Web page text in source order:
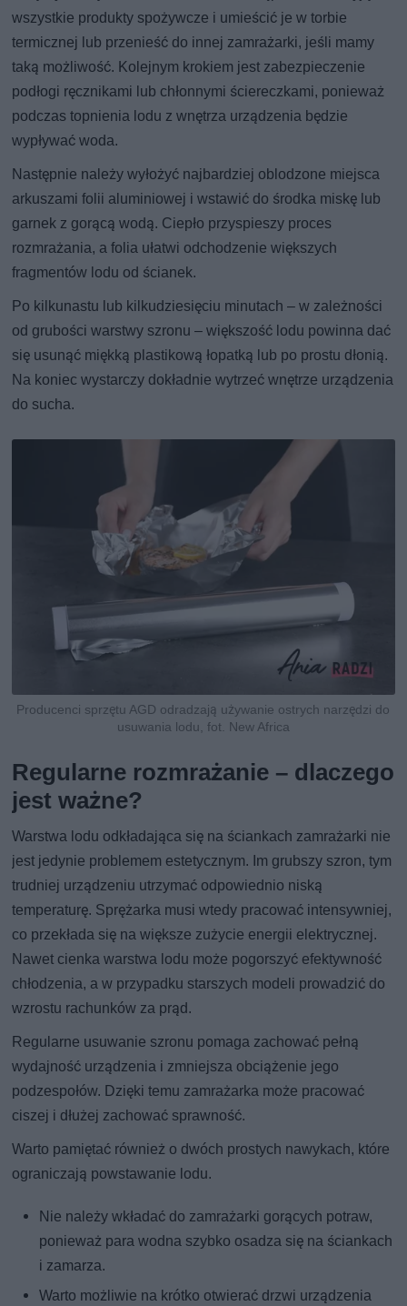
wszystkie produkty spożywcze i umieścić je w torbie
termicznej lub przenieść do innej zamrażarki, jeśli mamy
taką możliwość. Kolejnym krokiem jest zabezpieczenie
podłogi ręcznikami lub chłonnymi ściereczkami, ponieważ
podczas topnienia lodu z wnętrza urządzenia będzie
wypływać woda.
Następnie należy wyłożyć najbardziej oblodzone miejsca
arkuszami folii aluminiowej i wstawić do środka miskę lub
garnek z gorącą wodą. Ciepło przyspieszy proces
rozmrażania, a folia ułatwi odchodzenie większych
fragmentów lodu od ścianek.
Po kilkunastu lub kilkudziesięciu minutach – w zależności
od grubości warstwy szronu – większość lodu powinna dać
się usunąć miękką plastikową łopatką lub po prostu dłonią.
Na koniec wystarczy dokładnie wytrzeć wnętrze urządzenia
do sucha.
Producenci sprzętu AGD odradzają używanie ostrych narzędzi do
usuwania lodu, fot. New Africa
Regularne rozmrażanie – dlaczego
jest ważne?
Warstwa lodu odkładająca się na ściankach zamrażarki nie
jest jedynie problemem estetycznym. Im grubszy szron, tym
trudniej urządzeniu utrzymać odpowiednio niską
temperaturę. Sprężarka musi wtedy pracować intensywniej,
co przekłada się na większe zużycie energii elektrycznej.
Nawet cienka warstwa lodu może pogorszyć efektywność
chłodzenia, a w przypadku starszych modeli prowadzić do
wzrostu rachunków za prąd.
Regularne usuwanie szronu pomaga zachować pełną
wydajność urządzenia i zmniejsza obciążenie jego
podzespołów. Dzięki temu zamrażarka może pracować
ciszej i dłużej zachować sprawność.
Warto pamiętać również o dwóch prostych nawykach, które
ograniczają powstawanie lodu.
Nie należy wkładać do zamrażarki gorących potraw,
ponieważ para wodna szybko osadza się na ściankach
i zamarza.
Warto możliwie na krótko otwierać drzwi urządzenia